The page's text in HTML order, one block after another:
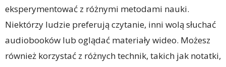
eksperymentować z różnymi metodami nauki.
Niektórzy ludzie preferują czytanie, inni wolą słuchać
audiobooków lub oglądać materiały wideo. Możesz
również korzystać z różnych technik, takich jak notatki,